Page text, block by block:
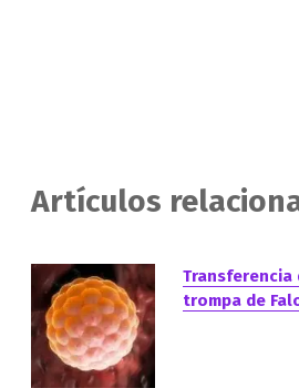
Artículos
Transferencia
trompa de